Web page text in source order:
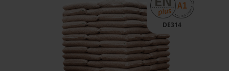
DE314